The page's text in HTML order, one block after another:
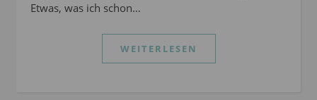
Etwas, was ich schon…
WEITERLESEN